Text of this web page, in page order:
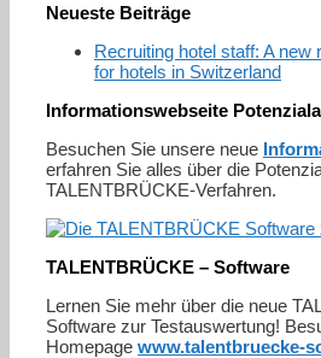
Neueste Beiträge
Recruiting hotel staff: A new
for hotels in Switzerland
Informationswebseite
Besuchen Sie unsere neue
erfahren Sie alles über die
TALENTBRÜCKE-Verfahren.
TALENTBRÜCKE – Software
Lernen Sie mehr über die neue
Software zur Testauswertung!
Homepage www.talentbruecke-